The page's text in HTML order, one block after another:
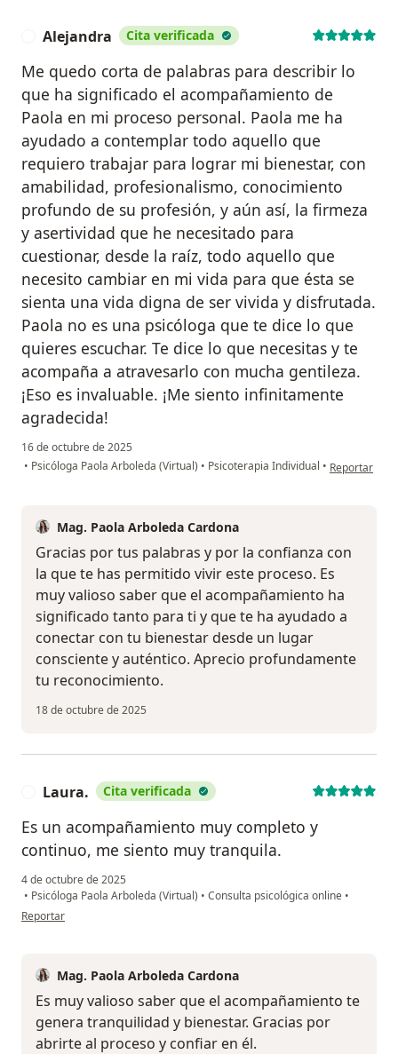
Alejandra Cita verificada
Me quedo corta de palabras para describir lo
que ha significado el acompañamiento de
Paola en mi proceso personal. Paola me ha
ayudado a contemplar todo aquello que
requiero trabajar para lograr mi bienestar, con
amabilidad, profesionalismo, conocimiento
profundo de su profesión, y aún así, la firmeza
y asertividad que he necesitado para
cuestionar, desde la raíz, todo aquello que
necesito cambiar en mi vida para que ésta se
sienta una vida digna de ser vivida y disfrutada.
Paola no es una psicóloga que te dice lo que
quieres escuchar. Te dice lo que necesitas y te
acompaña a atravesarlo con mucha gentileza.
¡Eso es invaluable. ¡Me siento infinitamente
agradecida!
16 de octubre de 2025
• Psicóloga Paola Arboleda (Virtual) • Psicoterapia Individual • en opinión
Reportar
Mag. Paola Arboleda Cardona
Gracias por tus palabras y por la confianza con
la que te has permitido vivir este proceso. Es
muy valioso saber que el acompañamiento ha
significado tanto para ti y que te ha ayudado a
conectar con tu bienestar desde un lugar
consciente y auténtico. Aprecio profundamente
tu reconocimiento.
18 de octubre de 2025
Laura. Cita verificada
Es un acompañamiento muy completo y
continuo, me siento muy tranquila.
4 de octubre de 2025
• Psicóloga Paola Arboleda (Virtual) • Consulta psicológica online •
en opinión del usuario Laura.
Reportar
Mag. Paola Arboleda Cardona
Es muy valioso saber que el acompañamiento te
genera tranquilidad y bienestar. Gracias por
abrirte al proceso y confiar en él.